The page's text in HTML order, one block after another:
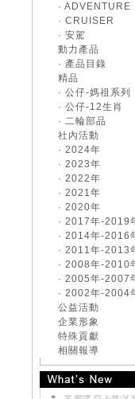
· ADVENTURE
· CRUISER
· 安駕
動力產品
· 產品目錄
精品
· 公仔-媽祖系列
· 公仔-12生肖
· 二輪部品
社內活動
· 2024年
· 2023年
· 2022年
· 2021年
· 2020年
· 2017年-2019
· 2014年-2016
· 2011年-2013
· 2008年-2010
· 2005年-2007
· 2002年-2004
公益活動
企業形象
特殊貢獻
相關報導
《好康大聲公-汽
來店試乘~送您開
禮
《好康大聲公-汽
交車送您精美好
《好康大聲公-汽
來店試乘~送您
禮
全新世代 CR-V